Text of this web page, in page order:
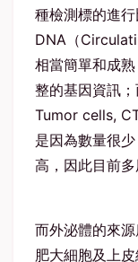
種檢測標的進
DNA（
相當簡單和成
整的基因資訊
Tumor cells,
是因為數量很
高，因此目前多
而外泌體的來源
肥大細胞及上